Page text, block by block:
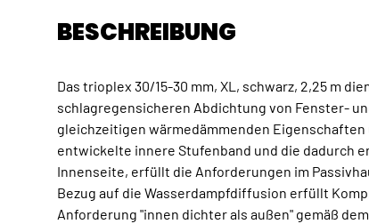
BESCHREIBUNG
Das trioplex 30/15-30 mm, XL, schwarz, 2,25 m
schlagregensicheren Abdichtung von Fenster-
gleichzeitigen wärmedämmenden Eigenschaften
entwickelte innere Stufenband und die dadurch
Innenseite, erfüllt die Anforderungen im
Bezug auf die Wasserdampfdiffusion erfüllt
Anforderung "innen dichter als außen" gemäß